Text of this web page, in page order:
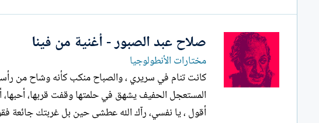
صلاح عبد الصبور - أغنية من فينا
مختارات الأنطولوجيا
كانت تنام في سريري ، والصباح منكب كأنه وشاح من
المستعجل الحفيف يشهق في حلمتها وقفت قربها،
أقول ، يا نفسي، رآك الله عطشى حين بل غربتك جائعة